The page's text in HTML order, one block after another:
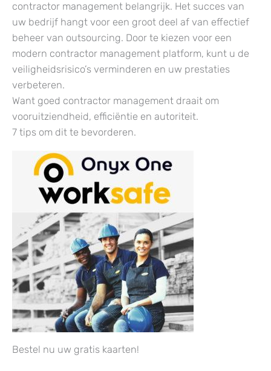
contractor management belangrijk. Het succes van
uw bedrijf hangt voor een groot deel af van effectief
beheer van outsourcing. Door te kiezen voor een
modern contractor management platform, kunt u de
veiligheidsrisico’s verminderen en uw prestaties
verbeteren.
Want goed contractor management draait om
vooruitziendheid, efficiëntie en autoriteit.
7 tips om dit te bevorderen.
Bestel nu uw gratis kaarten!